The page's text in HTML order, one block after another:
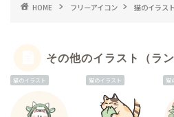
HOME フリーアイコン 猫のイラスト
その他のイラスト（ラン
猫のイラスト 猫のイラスト 猫